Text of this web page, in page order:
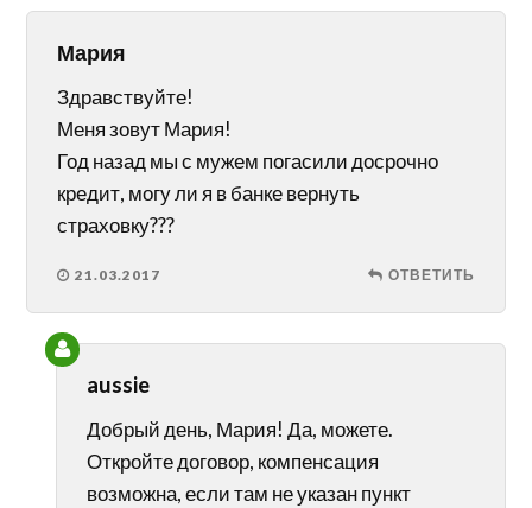
Мария
Здравствуйте!
Меня зовут Мария!
Год назад мы с мужем погасили досрочно
кредит, могу ли я в банке вернуть
страховку???
21.03.2017 ОТВЕТИТЬ
aussie
Добрый день, Мария! Да, можете.
Откройте договор, компенсация
возможна, если там не указан пункт